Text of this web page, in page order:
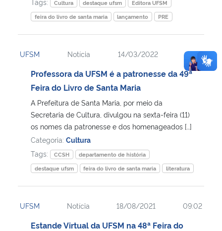
Cultura destaque ufsm
Editora UFSM
feira do livro de santa maria
lançamento PRE
UFSM Notícia 14/03/2022 10:51
Professora da UFSM é a patronesse da 49ª
Feira do Livro de Santa Maria
A Prefeitura de Santa Maria, por meio da
Secretaria de Cultura, divulgou na sexta-feira (11)
os nomes da patronesse e dos homenageados […]
Categoria: Cultura
Tags:
CCSH
departamento de história
destaque ufsm
feira do livro de santa maria literatura
UFSM Notícia 18/08/2021 09:02
Estande Virtual da UFSM na 48ª Feira do